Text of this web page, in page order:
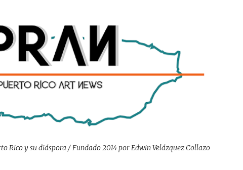
Rico y su diáspora / Fundado 2014 por Edwin Velázquez Collazo